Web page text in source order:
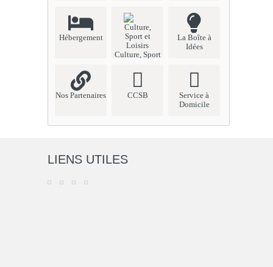
Hébergement
Culture, Sport
La Boîte à
Idées
Nos Partenaires CCSB
Service à
Domicile
LIENS UTILES